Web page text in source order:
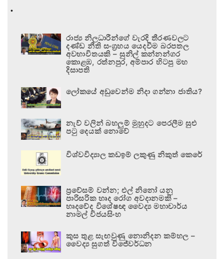
.
රාජ්‍ය නිලධාරීන්ගේ වැරදි තීරණවලට
දණ්ඩ නීති සංග්‍රහය යෙදවීම බරපතල
අවභාවිතයකි – සුනිල් කන්නන්ගර
කොළඹ, රත්නපුර, අම්පාර හිටපු මහ
දිසාපති
ලෝකයේ අඩුවෙන්ම නිදා ගන්නා ජාතිය?
නැව් වලින් බහලුම් මුහුදට පෙරලීම සුළු
පටු දෙයක් නොවේ
විශ්වවිද්‍යාල කඩඉම් ලකුණු නිකුත් කෙරේ
ප්‍රවේසම් වන්න; එල් නිනෝ යනු
පාරිසරික හෘද රෝග අවදානමකි –
හෘදවේද විශේෂඥ වෛද්‍ය මහාචාර්ය
නාමල් විජයසිංහ
කුස තුළ සැඟවුණු නොනිදන කම්හල –
වෛද්‍ය සුගත් විජේවර්ධන